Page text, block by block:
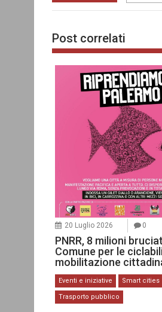
Post correlati
20 Luglio 2026 0
PNRR, 8 milioni
Comune per le
mobilitazione
Eventi e iniziative Smart cities
Trasporto pubblico